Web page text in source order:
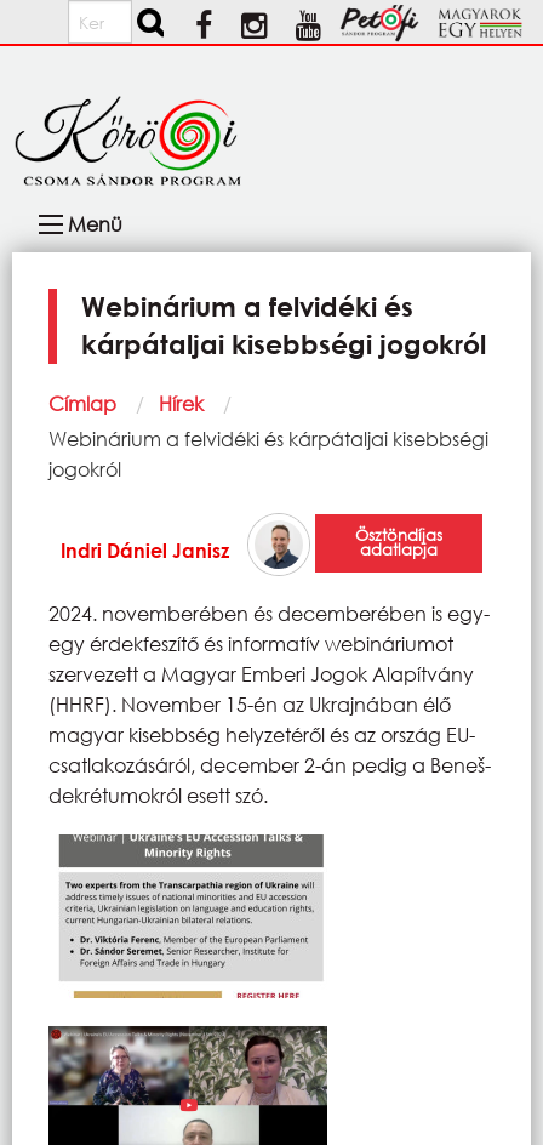
Ugrás a tartalomra
Keresés
navigáció
Menü
Webinárium a felvidéki és
kárpátaljai kisebbségi jogokról
Morzsa
Címlap
Hírek
Current:
Webinárium a felvidéki és kárpátaljai kisebbségi
jogokról
Indri Dániel Janisz
Ösztöndíjas
adatlapja
2024. novemberében és decemberében is egy-
egy érdekfeszítő és informatív webináriumot
szervezett a Magyar Emberi Jogok Alapítvány
(HHRF). November 15-én az Ukrajnában élő
magyar kisebbség helyzetéről és az ország EU-
csatlakozásáról, december 2-án pedig a Beneš-
dekrétumokról esett szó.